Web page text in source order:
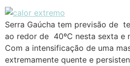
Serra Gaúcha tem previsão de
ao redor de 40ºC nesta sexta e
Com a intensificação de uma
extremamente quente e